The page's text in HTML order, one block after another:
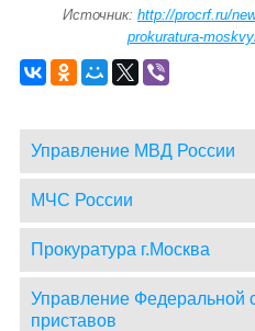
Источник:http://procrf.ru/
prokuratura-
Управление МВД России
МЧС России
Прокуратура г.Москва
Управление Федеральной
приставов